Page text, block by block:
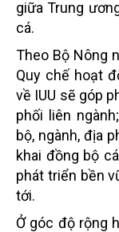
giữa Trung
cá.
Theo Bộ Nông
Quy chế hoạt
về IUU sẽ góp
phối liên
bộ, ngành, địa
khai đồng bộ
phát triển bền
tới.
Ở góc độ rộng